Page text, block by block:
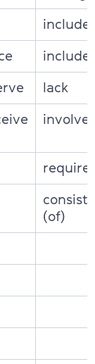
include
include
lack
involve
require
consist
(of)